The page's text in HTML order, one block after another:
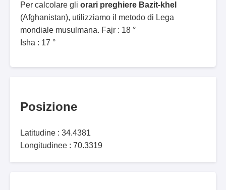
Per calcolare gli orari preghiere Bazit-khel
(Afghanistan), utilizziamo il metodo di Lega
mondiale musulmana. Fajr : 18 °
Isha : 17 °
Posizione
Latitudine : 34.4381
Longitudinee : 70.3319